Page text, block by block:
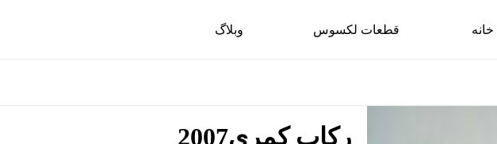
خانه قطعات لکسوس وبلاگ
رکاب کمری2007